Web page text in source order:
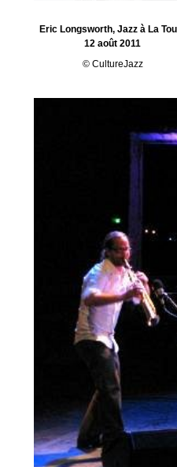
Eric Longsworth, Jazz à La
12 août 2011
© CultureJazz